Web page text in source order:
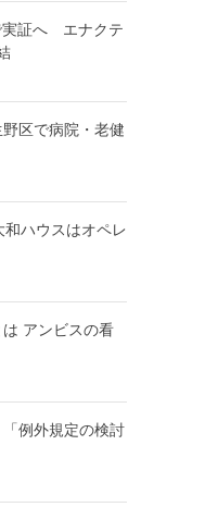
実証へ エナクテ
区で病院・老健
ハウスはオペレ
は アンビスの看
例外規定の検討